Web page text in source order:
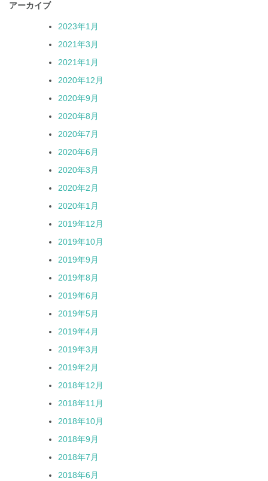
アーカイブ
2023年1月
2021年3月
2021年1月
2020年12月
2020年9月
2020年8月
2020年7月
2020年6月
2020年3月
2020年2月
2020年1月
2019年12月
2019年10月
2019年9月
2019年8月
2019年6月
2019年5月
2019年4月
2019年3月
2019年2月
2018年12月
2018年11月
2018年10月
2018年9月
2018年7月
2018年6月